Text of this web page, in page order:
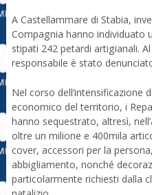
A Castellammare di Stabia,
Compagnia hanno individuato
stipati 242 petardi artigianali.
responsabile è stato
Nel corso dell’intensificazione
economico del territorio, i
hanno sequestrato, altresì,
oltre un milione e 400mila
cover, accessori per la
abbigliamento, nonché
particolarmente richiesti dalla